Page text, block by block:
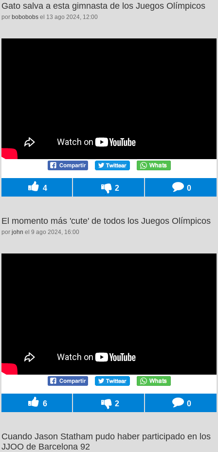
Gato salva a esta gimnasta de los Juegos Olímpicos
por bobobobs el 13 ago 2024, 12:00
4 2 0
El momento más 'cute' de todos los Juegos Olímpicos
por john el 9 ago 2024, 16:00
6 2 0
Cuando Jason Statham pudo haber participado en los
JJOO de Barcelona 92